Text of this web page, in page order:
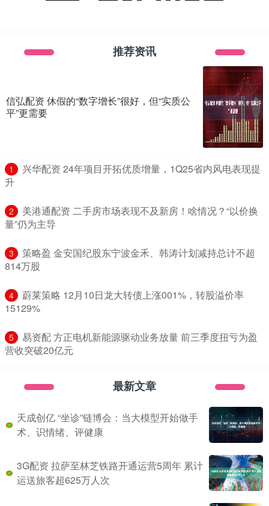
推荐资讯
信弘配资 休假的“数字增长”很好，但“实质公
平”更需要
1
​兴华配资 24年项目开拓优质增量，1Q25省内风电表现提
升
2
​美港通配资 二手房市场表现不及新房！啥情况？“以价换
量”仍为主导
3
​策略盈 金安国纪股东宁波金禾、韩涛计划减持总计不超
814万股
4
​蔚莱策略 12月10日龙大转债上涨001%，转股溢价率
15129%
5
​易资配 方正电机新能源驱动业务放量 前三季度扭亏为盈
营收突破20亿元
最新文章
天成创亿 “坐诊”链博会：当大模型开始做手
术、识情绪、评健康
3G配资 拉萨至林芝铁路开通运营5周年 累计
运送旅客超625万人次